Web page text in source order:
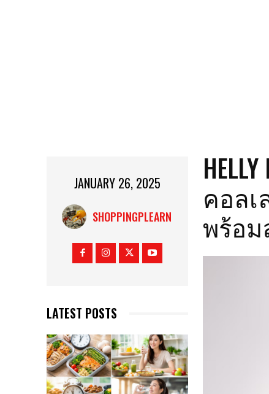
JANUARY 26, 2025
SHOPPINGPLEARN
LATEST POSTS
คอลเ
พร้อ